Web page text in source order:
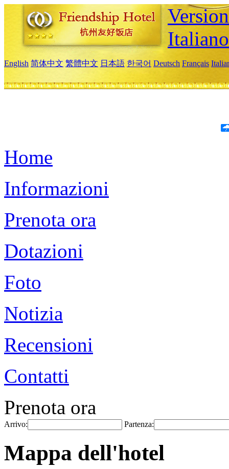
Italiano
English 简体中文 繁體中文 日本語 한국어 Deutsch Français
Home
Informazioni
Prenota ora
Dotazioni
Foto
Notizia
Recensioni
Contatti
Prenota ora
Arrivo: Partenza:
Mappa dell'hotel